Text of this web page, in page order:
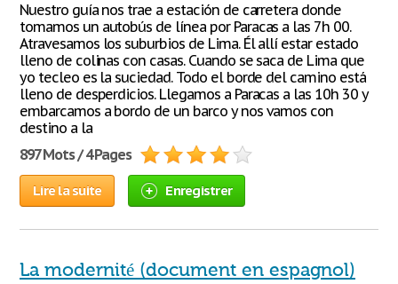
Nuestro guía nos trae a estación de carretera donde
tomamos un autobús de línea por Paracas a las 7h 00.
Atravesamos los suburbios de Lima. Él allí estar estado
lleno de colinas con casas. Cuando se saca de Lima que
yo tecleo es la suciedad. Todo el borde del camino está
lleno de desperdicios. Llegamos a Paracas a las 10h 30 y
embarcamos a bordo de un barco y nos vamos con
destino a la
897 Mots / 4 Pages
Lire la suite Enregistrer
La modernité (document en espagnol)